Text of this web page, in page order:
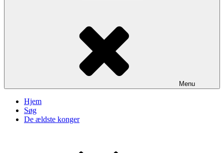
Menu
Hjem
Søg
De ældste konger